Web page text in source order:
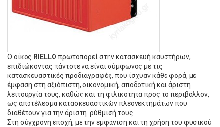
Ο οίκος RIELLO πρωτοπορεί στην κατασκευή καυστήρων,
επιδιώκοντας πάντοτε να είναι σύμφωνος με τις
κατασκευαστικές προδιαγραφές, που ίσχυαν κάθε φορά, με
έμφαση στη αξιόπιστη, οικονομική, αποδοτική και άριστη
λειτουργία τους, καθώς και τη φιλικοτητα προς το περιβάλλον,
ως αποτέλεσμα κατασκευαστικών πλεονεκτημάτων που
διαθέτουν για την άριστη ρύθμισή τους.
Στη σύγχρονη εποχή, με την εμφάνιση και τη χρήση του φυσικού